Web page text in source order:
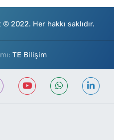
2022. Her hakkı saklıdır.
TE Bilişim